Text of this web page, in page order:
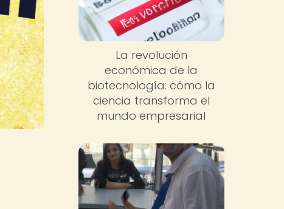
La revolución
económica de la
biotecnología: cómo la
ciencia transforma el
mundo empresarial